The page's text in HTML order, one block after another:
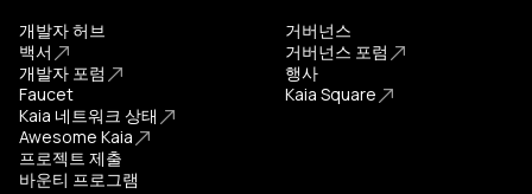
개발자 허브
백서
개발자 포럼
Faucet
Kaia 네트워크 상태
Awesome Kaia
프로젝트 제출
바운티 프로그램
거버넌스
거버넌스 포럼
행사
Kaia Square